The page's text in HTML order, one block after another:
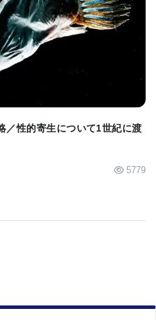
」ではなく、患者一人ひ
オーダーメイドの治療
ビジョンを持っていま
がん、さらには神経疾
した 「免疫システムを
プローチは、未来の医療
図
JP
／性的寄生について1世紀に渡
5779